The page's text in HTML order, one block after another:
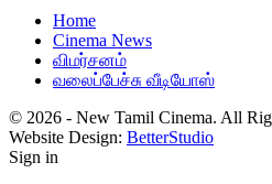
Home
Cinema News
விமர்சனம்
வலைப்பேச்சு வீடியோஸ்
© 2026 - New Tamil Cinema. All
Website Design: BetterStudio
Sign in